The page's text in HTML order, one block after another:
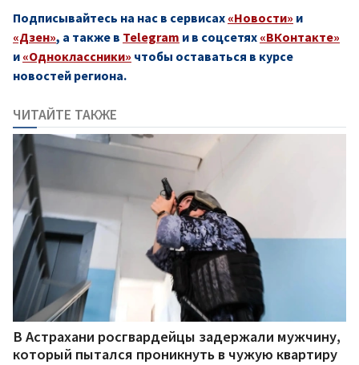
Подписывайтесь на нас в сервисах «Новости» и
«Дзен», а также в Telegram и в соцсетях «ВКонтакте»
и «Одноклассники» чтобы оставаться в курсе
новостей региона.
ЧИТАЙТЕ ТАКЖЕ
В Астрахани росгвардейцы задержали мужчину,
который пытался проникнуть в чужую квартиру